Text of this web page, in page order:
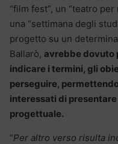
“film fest”, un “teatro
una “settimana degli
progetto su un
Ballarò, avrebbe dovuto
indicare i termini, gli
perseguire,
interessati di
progettuale.
“Per altro verso risulta